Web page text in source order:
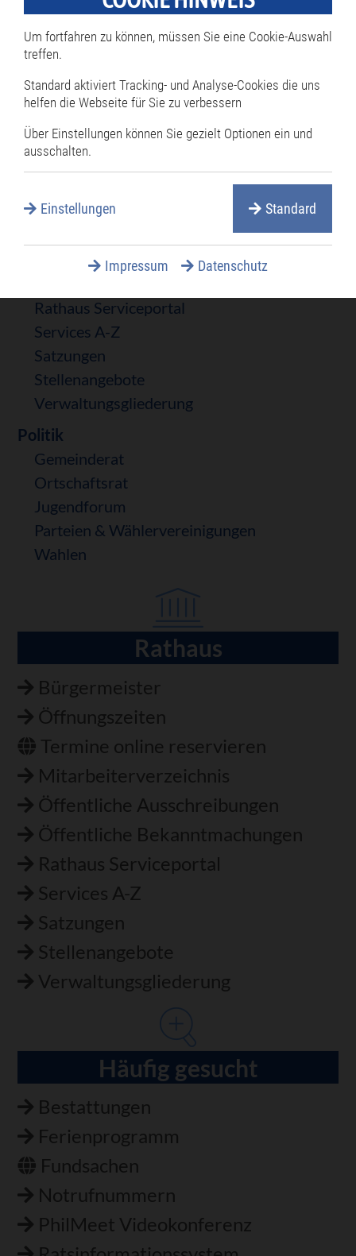
Rathaus & Politik
Navigation
Rathaus
Termine online reservieren
Öffentliche Ausschreibungen
Rathaus Serviceportal
Services A-Z
Satzungen
Stellenangebote
Verwaltungsgliederung
Politik
Gemeinderat
Ortschaftsrat
Jugendforum
Parteien & Wählervereinigungen
Wahlen
* Diese Felder sind Pflichtfelder und müssen ausgefüllt werden.
Rathaus
Bürgermeister
Öffnungszeiten
Termine online reservieren
Mitarbeiterverzeichnis
Öffentliche Ausschreibungen
Öffentliche Bekanntmachungen
Rathaus Serviceportal
Services A-Z
Satzungen
Stellenangebote
Verwaltungsgliederung
Häufig gesucht
Bestattungen
Ferienprogramm
Fundsachen
Notrufnummern
PhilMeet Videokonferenz
Um fortfahren zu können, müssen Sie eine Cookie-Auswahl
treffen.
Standard aktiviert Tracking- und Analyse-Cookies die uns
helfen die Webseite für Sie zu verbessern
Über Einstellungen können Sie gezielt Optionen ein und
ausschalten.
Einstellungen Standard
Impressum Datenschutz